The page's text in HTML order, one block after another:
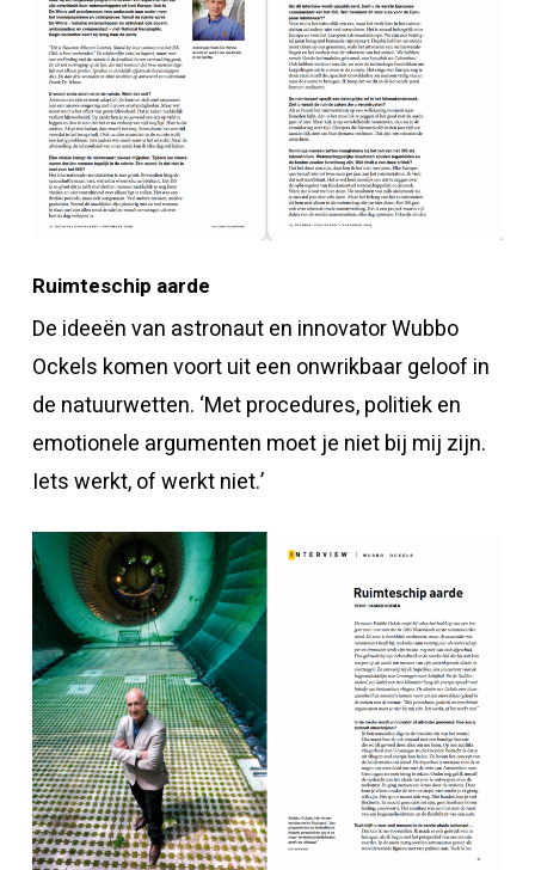
Ruimteschip aarde
De ideeën van astronaut en innovator Wubbo
Ockels komen voort uit een onwrikbaar geloof in
de natuurwetten. ‘Met procedures, politiek en
emotionele argumenten moet je niet bij mij zijn.
Iets werkt, of werkt niet.’